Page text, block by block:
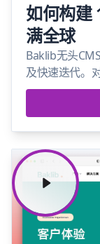
如何构建
满全球
Baklib无头
及快速迭代。
的企业来说，